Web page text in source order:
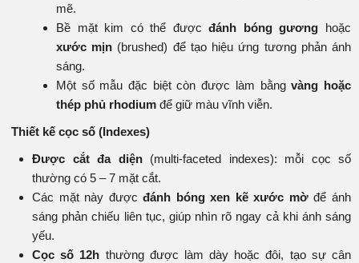
mẽ.
Bề mặt kim có thể đượcđánh bóng gương hoặc
xước mịn (brushed) để tạo hiệu ứng tương phản ánh
sáng.
Một số mẫu đặc biệt còn được làm bằngvàng hoặc
thép phủ rhodium để giữ màu vĩnh viễn.
Thiết kế cọc số (Indexes)
Được cắt đa diện(multi-faceted indexes): mỗi cọc số
thường có 5 – 7 mặt cắt.
Các mặt này đượcđánh bóng xen kẽ xước mờđể ánh
sáng phản chiếu liên tục, giúp nhìn rõ ngay cả khi ánh sáng
yếu.
Cọc số 12h thường được làm dày hoặc đôi, tạo sự cân